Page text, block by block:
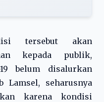
tersebut akan
kepada publik,
belum disalurkan
Lamsel, seharusnya
karena kondisi